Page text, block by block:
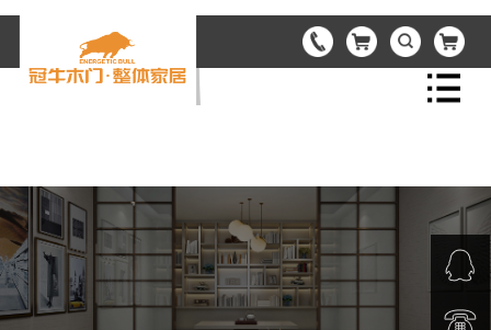
关于冠牛
产品中心
资讯中心 QQ客服